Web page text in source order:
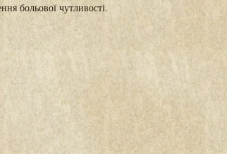
больової чутливості.